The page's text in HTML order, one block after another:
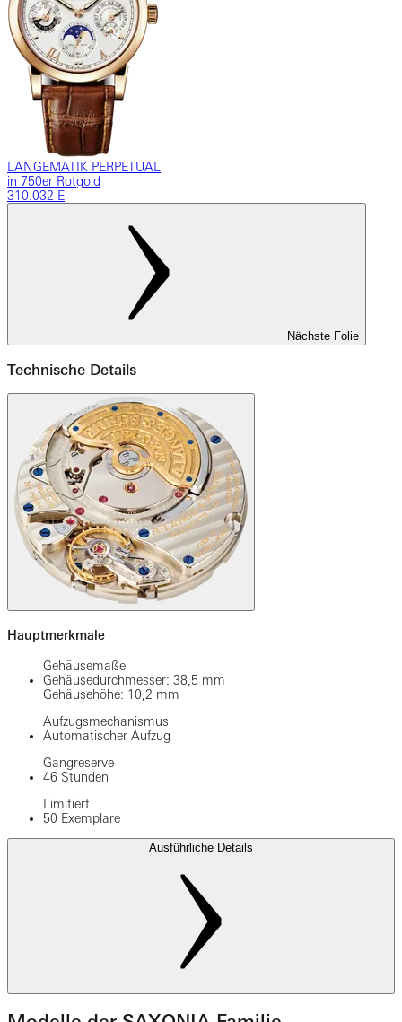
LANGEMATIK PERPETUAL
in 750er Rotgold
310.032 E
Nächste Folie
Technische Details
Hauptmerkmale
Gehäusemaße
Gehäusedurchmesser: 38,5 mm
Gehäusehöhe: 10,2 mm
Aufzugsmechanismus
Automatischer Aufzug
Gangreserve
46 Stunden
Limitiert
50 Exemplare
Ausführliche Details